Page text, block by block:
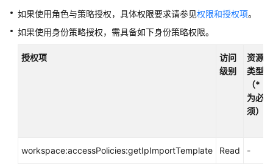
快
入
（终
如果使用角色与策略授权，具体权限要求请参见权限和授权项。
如果使用身份策略授权，需具备如下身份策略权限。
授权项
访问
级别
资源
类型
（*
为必
须）
workspace:accessPolicies:getIpImportTemplate Read -